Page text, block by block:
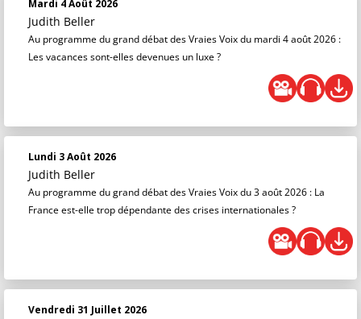
Mardi 4 Août 2026
Judith Beller
Au programme du grand débat des Vraies Voix du mardi 4 août 2026 :
Les vacances sont-elles devenues un luxe ?
Lundi 3 Août 2026
Judith Beller
Au programme du grand débat des Vraies Voix du 3 août 2026 : La
France est-elle trop dépendante des crises internationales ?
Vendredi 31 Juillet 2026